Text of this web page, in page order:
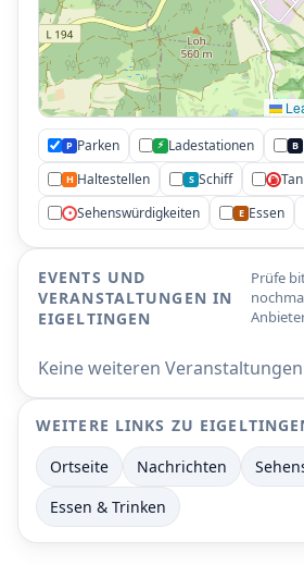
P Parken ⚡ Ladestationen B
H Haltestellen S Schiff ⛽
• Sehenswürdigkeiten E Essen
EVENTS UND
VERANSTALTUNGEN IN
EIGELTINGEN
Prüfe
Keine weiteren
WEITERE LINKS ZU
Ortseite
Nachrichten
Essen & Trinken